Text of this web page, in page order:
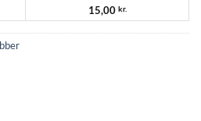
15,00 kr.